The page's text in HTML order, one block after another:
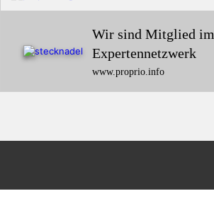
Wir sind Mitglied im
Expertennetzwerk
www.proprio.info